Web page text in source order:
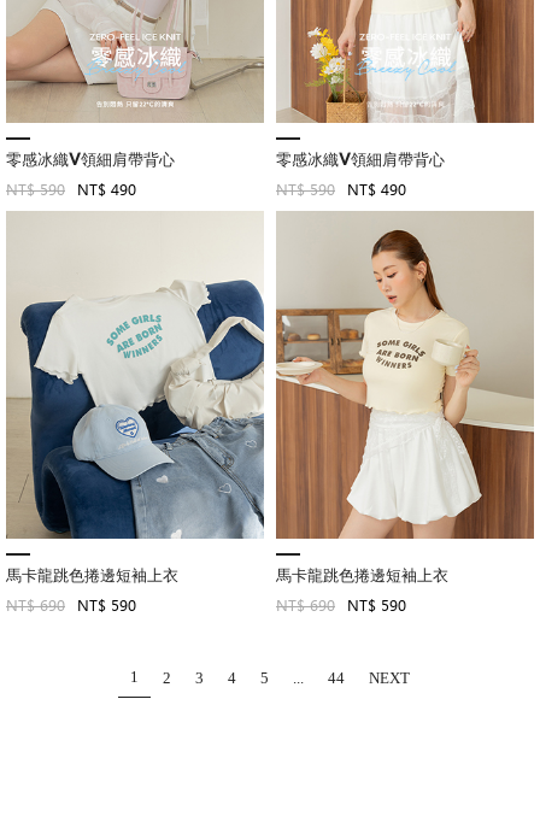
零感冰織V領細肩帶背心
NT$ 590 NT$ 490
零感冰織V領細肩帶背心
NT$ 590 NT$ 490
馬卡龍跳色捲邊短袖上衣
NT$ 690 NT$ 590
馬卡龍跳色捲邊短袖上衣
NT$ 690 NT$ 590
1 2 3 4 5 44 NEXT